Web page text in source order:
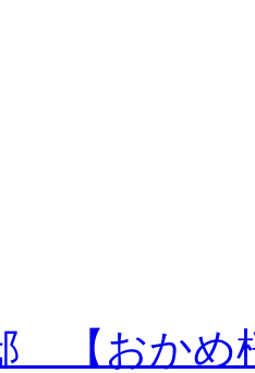
＿【おかめ